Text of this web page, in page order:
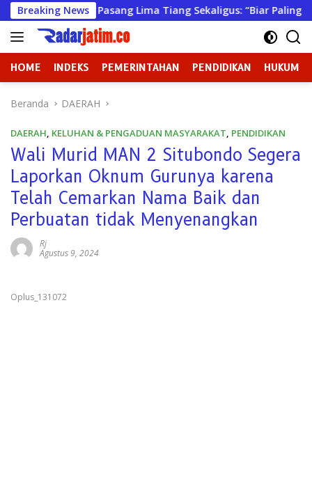
Langsung
ke
konten
Breaking News
Bawean Pasang Lima Tiang Sekaligus: “Biar Paling
HOME INDEKS PEMERINTAHAN PENDIDIKAN HUKUM
Beranda DAERAH
DAERAH, KELUHAN & PENGADUAN MASYARAKAT, PENDIDIKAN
Wali Murid MAN 2 Situbondo Segera
Laporkan Oknum Gurunya karena
Telah Cemarkan Nama Baik dan
Perbuatan tidak Menyenangkan
Rj
Agustus 9, 2024
Oplus_131072